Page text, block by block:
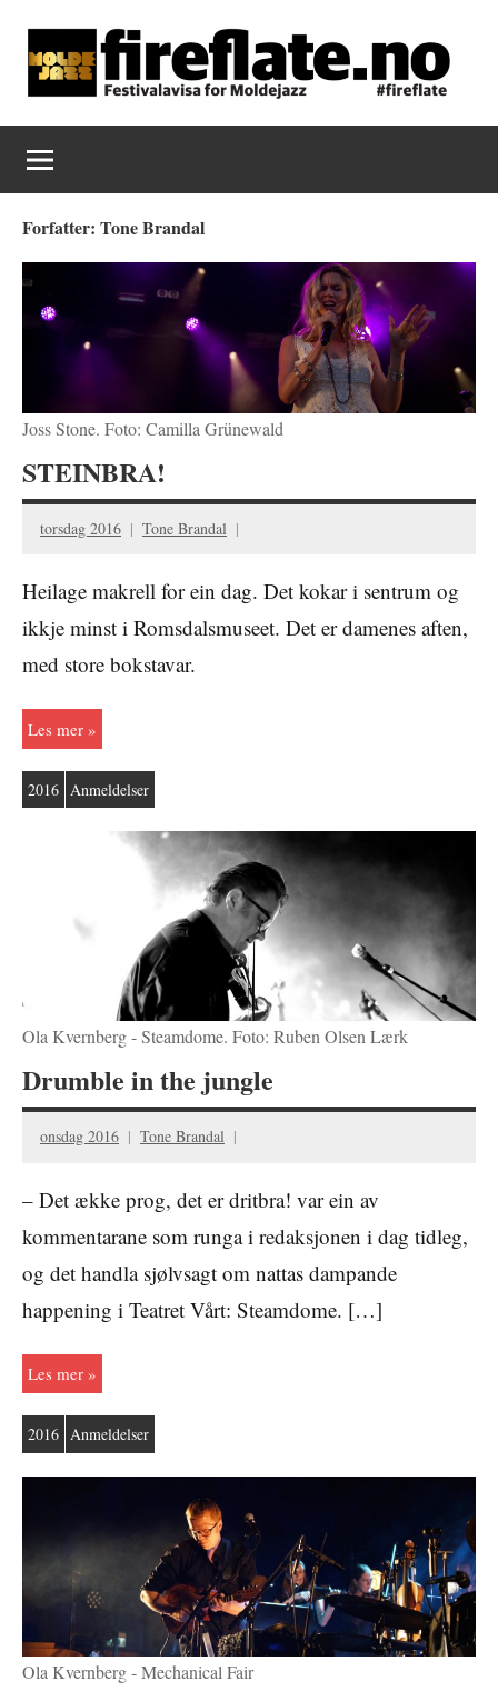
content
Fireflate
Forfatter: Tone Brandal
Joss Stone. Foto: Camilla Grünewald
STEINBRA!
torsdag 2016 Tone Brandal
Heilage makrell for ein dag. Det kokar i sentrum og
ikkje minst i Romsdalsmuseet. Det er damenes aften,
med store bokstavar.
Les mer
2016 Anmeldelser
Ola Kvernberg - Steamdome. Foto: Ruben Olsen Lærk
Drumble in the jungle
onsdag 2016 Tone Brandal
– Det ække prog, det er dritbra! var ein av
kommentarane som runga i redaksjonen i dag tidleg,
og det handla sjølvsagt om nattas dampande
happening i Teatret Vårt: Steamdome. […]
Les mer
2016 Anmeldelser
Ola Kvernberg - Mechanical Fair